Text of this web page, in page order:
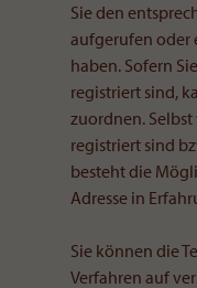
Sie den
aufgerufen oder
haben. Sofern
registriert sind,
zuordnen.
registriert sind
besteht die
Adresse in
Sie können die
Verfahren auf